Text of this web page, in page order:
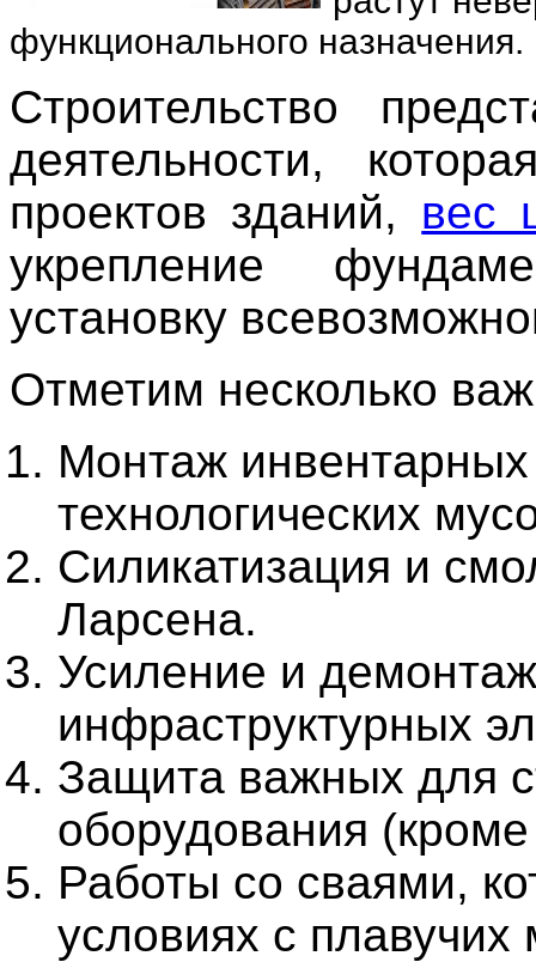
функционального назначения.
Строительство
деятельности,
проектов зданий, вес
укрепление
установку
Отметим несколько
Монтаж
технологических
Силикатизация и
Ларсена.
Усиление и
инфраструктурных
Защита важных для
оборудования
Работы со сваями,
условиях с